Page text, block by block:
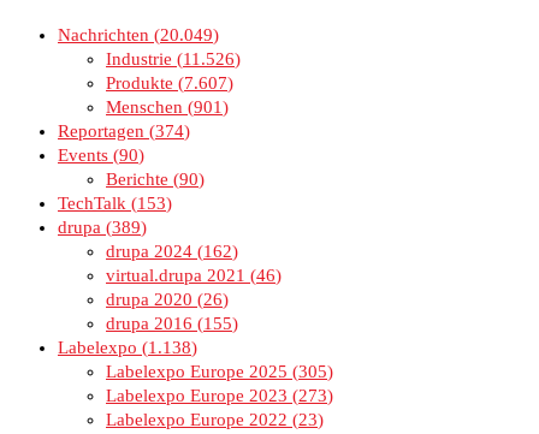
Nachrichten
20.049
Industrie
11.526
Produkte
7.607
Menschen
901
Reportagen
374
Events 90
Berichte
90
TechTalk
153
drupa
389
drupa 2024
162
virtual.drupa 2021
46
drupa 2020
26
drupa 2016
155
Labelexpo
1.138
Labelexpo Europe 2025
305
Labelexpo Europe 2023
273
Labelexpo Europe 2022
23